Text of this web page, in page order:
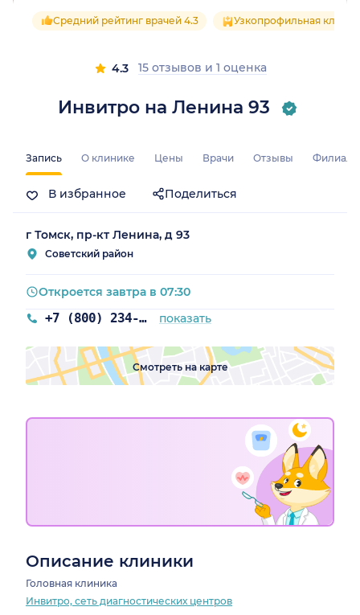
Инвитро на Ленина 93
Средний рейтинг врачей 4.3 Узкопрофильная
4.3 15 отзывов и 1 оценка
Запись О клинике Цены Врачи Отзывы Филиалы
В избранное Поделиться
г Томск, пр-кт Ленина, д 93
Советский район
+7 (800) 234-40-50 показать
Откроется завтра в 07:30
Смотреть на карте
Описание клиники
Головная клиника
Инвитро, сеть диагностических центров